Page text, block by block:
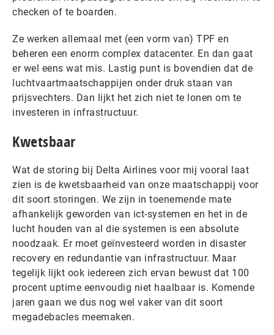
checken of te boarden.
Ze werken allemaal met (een vorm van) TPF en
beheren een enorm complex datacenter. En dan gaat
er wel eens wat mis. Lastig punt is bovendien dat de
luchtvaartmaatschappijen onder druk staan van
prijsvechters. Dan lijkt het zich niet te lonen om te
investeren in infrastructuur.
Kwetsbaar
Wat de storing bij Delta Airlines voor mij vooral laat
zien is de kwetsbaarheid van onze maatschappij voor
dit soort storingen. We zijn in toenemende mate
afhankelijk geworden van ict-systemen en het in de
lucht houden van al die systemen is een absolute
noodzaak. Er moet geïnvesteerd worden in disaster
recovery en redundantie van infrastructuur. Maar
tegelijk lijkt ook iedereen zich ervan bewust dat 100
procent uptime eenvoudig niet haalbaar is. Komende
jaren gaan we dus nog wel vaker van dit soort
megadebacles meemaken.